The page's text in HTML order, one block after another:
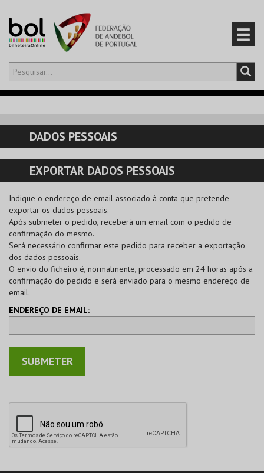
Olá,iniciar sessão
CARRINHO
EVENTOS
CARTÕES
PRODUTOS
DADOS PESSOAIS
EXPORTAR DADOS PESSOAIS
Indique o endereço de email associado à conta que pretende
exportar os dados pessoais.
Após submeter o pedido, receberá um email com o pedido de
confirmação do mesmo.
Será necessário confirmar este pedido para receber a exportação
dos dados pessoais.
O envio do ficheiro é, normalmente, processado em 24 horas após a
confirmação do pedido e será enviado para o mesmo endereço de
email.
ENDEREÇO DE EMAIL: